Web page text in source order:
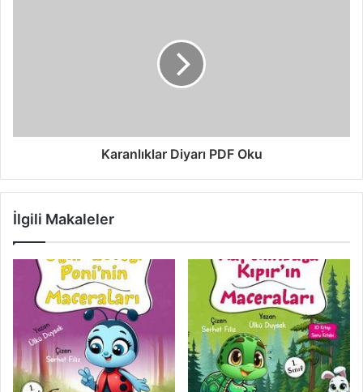
Karanlıklar Diyarı PDF Oku
İlgili Makaleler